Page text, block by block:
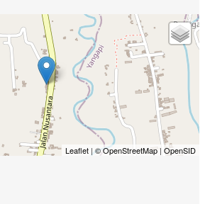
Leaflet | © OpenStreetMap | OpenSID